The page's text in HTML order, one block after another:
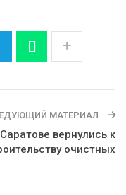
МАТЕРИАЛ
вернулись к
очистных